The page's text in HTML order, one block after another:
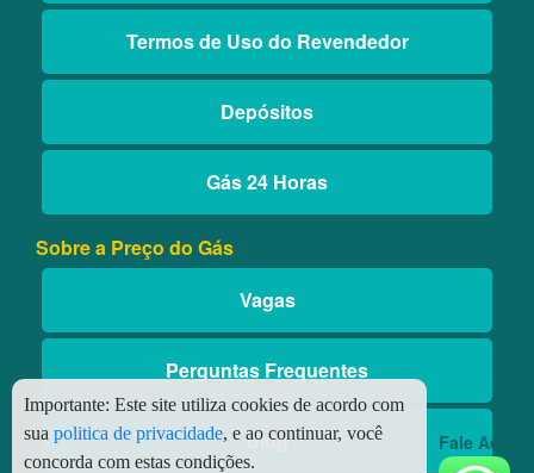
Fale Aqui
Termos de Uso do Revendedor
Depósitos
Gás 24 Horas
Sobre a Preço do Gás
Vagas
Perguntas Frequentes
Blog
Importante: Este site utiliza cookies de acordo com
sua politica de privacidade, e ao continuar, você
concorda com estas condições.